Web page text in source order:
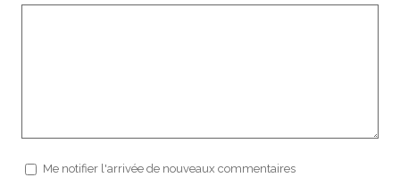
Me notifier l'arrivée de nouveaux commentaires